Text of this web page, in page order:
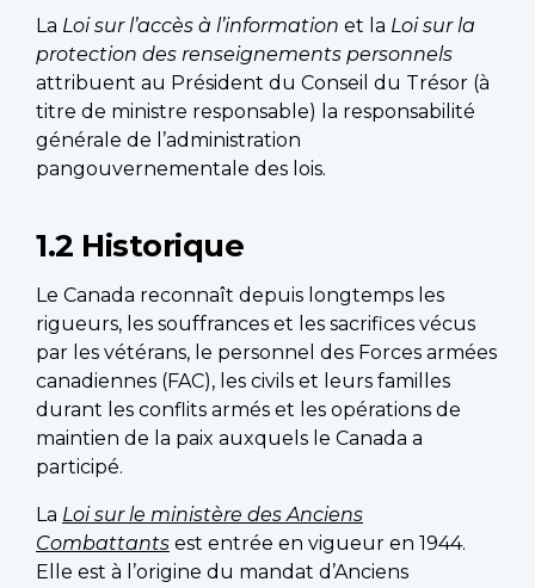
La Loi sur l’accès à l’information et la Loi sur la
protection des renseignements personnels
attribuent au Président du Conseil du Trésor (à
titre de ministre responsable) la responsabilité
générale de l’administration
pangouvernementale des lois.
1.2 Historique
Le Canada reconnaît depuis longtemps les
rigueurs, les souffrances et les sacrifices vécus
par les vétérans, le personnel des Forces armées
canadiennes (FAC), les civils et leurs familles
durant les conflits armés et les opérations de
maintien de la paix auxquels le Canada a
participé.
La Loi sur le ministère des Anciens
Combattants est entrée en vigueur en 1944.
Elle est à l’origine du mandat d’Anciens